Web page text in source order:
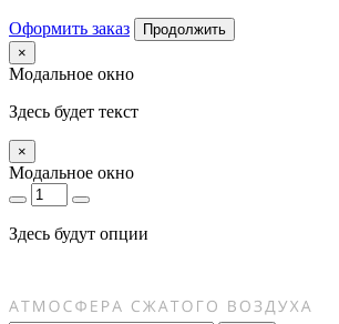
Оформить заказ
Продолжить
×
Модальное окно
Здесь будет текст
×
Модальное окно
Здесь будут опции